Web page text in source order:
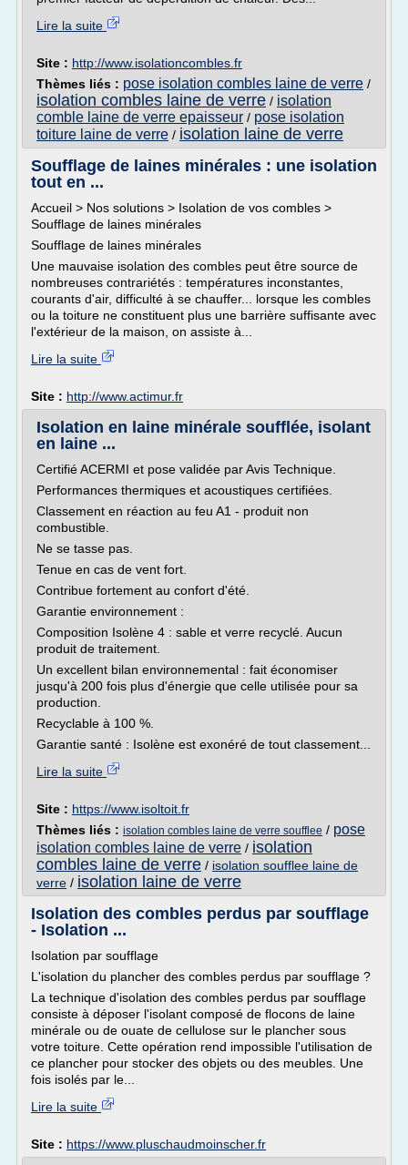
Lire la suite
Site : http://www.isolationcombles.fr
Thèmes liés : pose isolation combles laine de verre /
isolation combles laine de verre / isolation
comble laine de verre epaisseur / pose isolation
toiture laine de verre / isolation laine de verre
Soufflage de laines minérales : une isolation
tout en ...
Accueil > Nos solutions > Isolation de vos combles >
Soufflage de laines minérales
Soufflage de laines minérales
Une mauvaise isolation des combles peut être source de
nombreuses contrariétés : températures inconstantes,
courants d'air, difficulté à se chauffer... lorsque les combles
ou la toiture ne constituent plus une barrière suffisante avec
l'extérieur de la maison, on assiste à...
Lire la suite
Site : http://www.actimur.fr
Isolation en laine minérale soufflée, isolant
en laine ...
Certifié ACERMI et pose validée par Avis Technique.
Performances thermiques et acoustiques certifiées.
Classement en réaction au feu A1 - produit non
combustible.
Ne se tasse pas.
Tenue en cas de vent fort.
Contribue fortement au confort d'été.
Garantie environnement :
Composition Isolène 4 : sable et verre recyclé. Aucun
produit de traitement.
Un excellent bilan environnemental : fait économiser
jusqu'à 200 fois plus d'énergie que celle utilisée pour sa
production.
Recyclable à 100 %.
Garantie santé : Isolène est exonéré de tout classement...
Lire la suite
Site : https://www.isoltoit.fr
Thèmes liés : isolation combles laine de verre soufflee / pose
isolation combles laine de verre / isolation
combles laine de verre / isolation soufflee laine de
verre / isolation laine de verre
Isolation des combles perdus par soufflage
- Isolation ...
Isolation par soufflage
L'isolation du plancher des combles perdus par soufflage ?
La technique d'isolation des combles perdus par soufflage
consiste à déposer l'isolant composé de flocons de laine
minérale ou de ouate de cellulose sur le plancher sous
votre toiture. Cette opération rend impossible l'utilisation de
ce plancher pour stocker des objets ou des meubles. Une
fois isolés par le...
Lire la suite
Site : https://www.pluschaudmoinscher.fr